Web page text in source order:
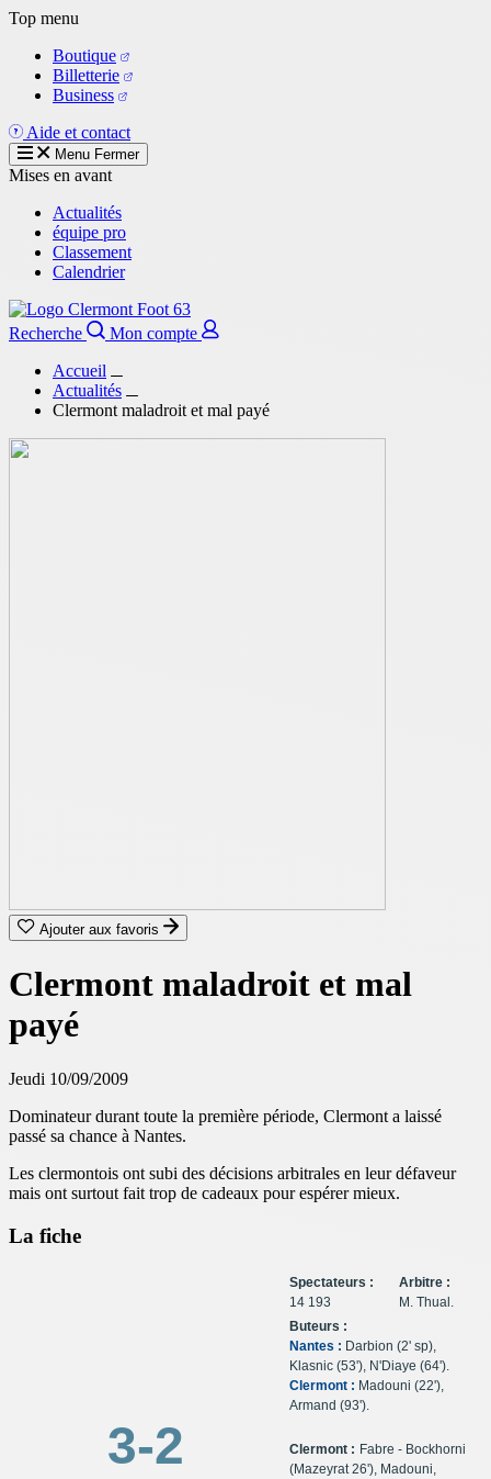
Aller
contenu
principal
Top menu
Boutique
Billetterie
Business
Aide et contact
Menu Fermer
Mises en avant
Actualités
équipe pro
Classement
Calendrier
Recherche
Mon compte
Accueil
Actualités
Clermont maladroit et mal payé
Ajouter aux favoris
Clermont maladroit et mal
payé
Jeudi 10/09/2009
Dominateur durant toute la première période, Clermont a laissé
passé sa chance à Nantes.
Les clermontois ont subi des décisions arbitrales en leur défaveur
mais ont surtout fait trop de cadeaux pour espérer mieux.
La fiche
3-2
Spectateurs :
14 193
Arbitre :
M. Thual.
Buteurs :
Nantes : Darbion (2' sp),
Klasnic (53'), N'Diaye (64').
Clermont : Madouni (22'),
Armand (93').
Clermont : Fabre - Bockhorni
(Mazeyrat 26'), Madouni,